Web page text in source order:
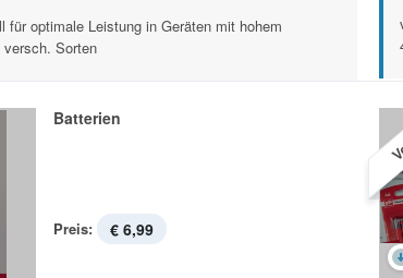
für optimale Leistung in Geräten mit hohem
versch. Sorten
Batterien
Preis: € 6,99